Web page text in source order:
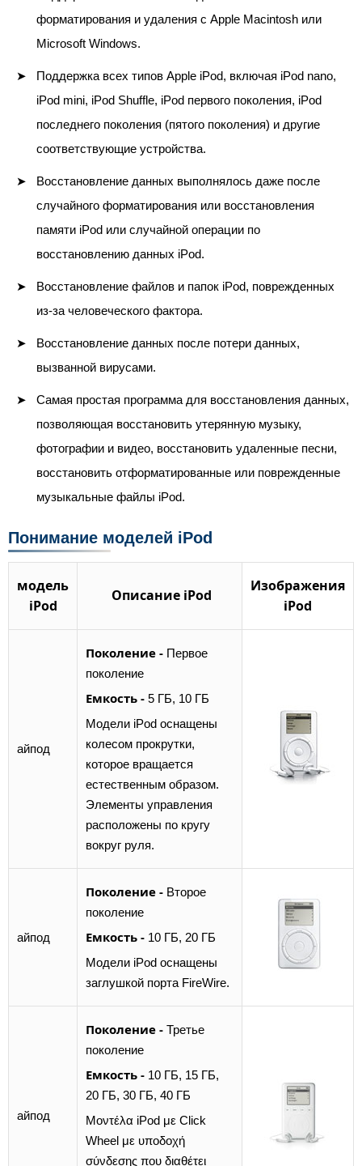
форматирования и удаления с Apple Macintosh или
Microsoft Windows.
Поддержка всех типов Apple iPod, включая iPod nano,
iPod mini, iPod Shuffle, iPod первого поколения, iPod
последнего поколения (пятого поколения) и другие
соответствующие устройства.
Восстановление данных выполнялось даже после
случайного форматирования или восстановления
памяти iPod или случайной операции по
восстановлению данных iPod.
Восстановление файлов и папок iPod, поврежденных
из-за человеческого фактора.
Восстановление данных после потери данных,
вызванной вирусами.
Самая простая программа для восстановления данных,
позволяющая восстановить утерянную музыку,
фотографии и видео, восстановить удаленные песни,
восстановить отформатированные или поврежденные
музыкальные файлы iPod.
Понимание моделей iPod
модель
iPod
Описание iPod
Изображения
iPod
айпод
Поколение - Первое
поколение
Емкость - 5 ГБ, 10 ГБ
Модели iPod оснащены
колесом прокрутки,
которое вращается
естественным образом.
Элементы управления
расположены по кругу
вокруг руля.
айпод
Поколение - Второе
поколение
Емкость - 10 ГБ, 20 ГБ
Модели iPod оснащены
заглушкой порта FireWire.
айпод
Поколение - Третье
поколение
Емкость - 10 ГБ, 15 ГБ,
20 ГБ, 30 ГБ, 40 ГБ
Μοντέλα iPod με Click
Wheel με υποδοχή
σύνδεσης που διαθέτει